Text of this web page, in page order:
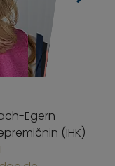
Egern
(IHK)